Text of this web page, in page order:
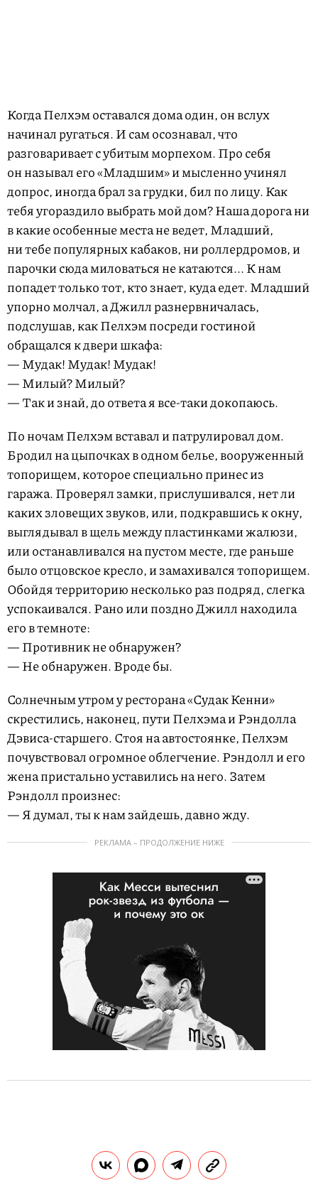
Когда Пелхэм оставался дома один, он вслух
начинал ругаться. И сам осознавал, что
разговаривает с убитым морпехом. Про себя
он называл его «Младшим» и мысленно учинял
допрос, иногда брал за грудки, бил по лицу. Как
тебя угораздило выбрать мой дом? Наша дорога ни
в какие особенные места не ведет, Младший,
ни тебе популярных кабаков, ни роллердромов, и
парочки сюда миловаться не катаются... К нам
попадет только тот, кто знает, куда едет. Младший
упорно молчал, а Джилл разнервничалась,
подслушав, как Пелхэм посреди гостиной
обращался к двери шкафа:
— Мудак! Мудак! Мудак!
— Милый? Милый?
— Так и знай, до ответа я все-таки докопаюсь.
По ночам Пелхэм вставал и патрулировал дом.
Бродил на цыпочках в одном белье, вооруженный
топорищем, которое специально принес из
гаража. Проверял замки, прислушивался, нет ли
каких зловещих звуков, или, подкравшись к окну,
выглядывал в щель между пластинками жалюзи,
или останавливался на пустом месте, где раньше
было отцовское кресло, и замахивался топорищем.
Обойдя территорию несколько раз подряд, слегка
успокаивался. Рано или поздно Джилл находила
его в темноте:
— Противник не обнаружен?
— Не обнаружен. Вроде бы.
Солнечным утром у ресторана «Судак Кенни»
скрестились, наконец, пути Пелхэма и Рэндолла
Дэвиса-старшего. Стоя на автостоянке, Пелхэм
почувствовал огромное облегчение. Рэндолл и его
жена пристально уставились на него. Затем
Рэндолл произнес:
— Я думал, ты к нам зайдешь, давно жду.
РЕКЛАМА – ПРОДОЛЖЕНИЕ НИЖЕ